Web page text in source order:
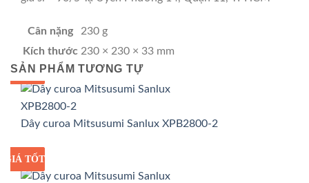
Cân nặng
230 g
Kích thước 230 × 230 × 33 mm
SẢN PHẨM TƯƠNG TỰ
GIÁ SỈ
GIÁ TỐT
Dây curoa Mitsusumi Sanlux XPB2800-2
GIÁ SỈ
GIÁ TỐT